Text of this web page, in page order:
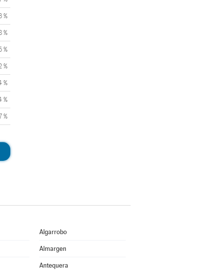
%
%
%
%
%
%
%
Algarrobo
Almargen
Antequera